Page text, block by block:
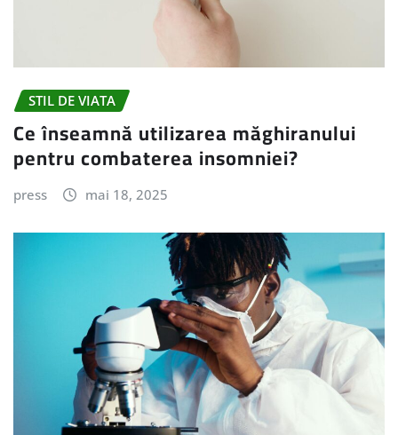
STIL DE VIATA
Ce înseamnă utilizarea măghiranului
pentru combaterea insomniei?
press mai 18, 2025